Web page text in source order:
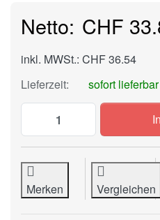
CHF
inkl. MWSt.: CHF 36.54
Lieferzeit:
sofort lieferbar
Merken Vergleichen